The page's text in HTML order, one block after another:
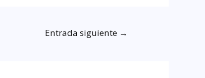
Entrada siguiente →